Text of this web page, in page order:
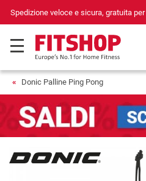
Spedizione veloce e sicura, gratuita
Donic Palline Ping Pong